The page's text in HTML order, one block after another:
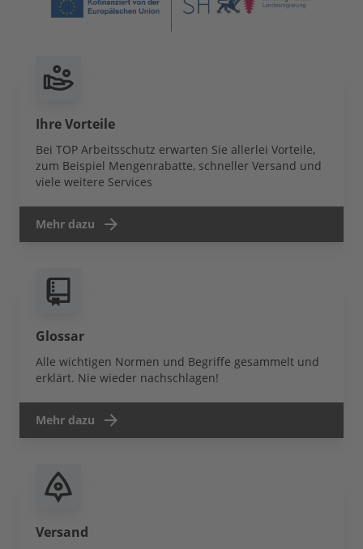
Ihre Vorteile
Bei TOP Arbeitsschutz erwarten Sie allerlei Vorteile,
zum Beispiel Mengenrabatte, schneller Versand und
viele weitere Services
Mehr dazu
Glossar
Alle wichtigen Normen und Begriffe gesammelt und
erklärt. Nie wieder nachschlagen!
Mehr dazu
Versand